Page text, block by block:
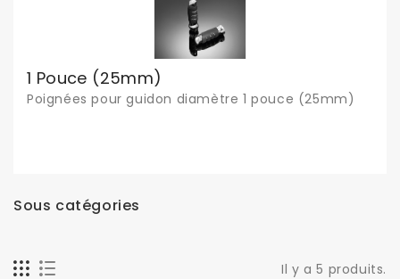
1 Pouce (25mm)
Poignées pour guidon diamètre 1 pouce (25mm)
Sous catégories
Il y a 5 produits.